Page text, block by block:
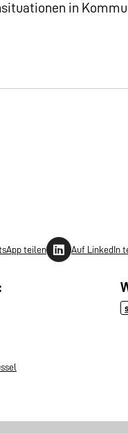
in
teilen Auf LinkedIn